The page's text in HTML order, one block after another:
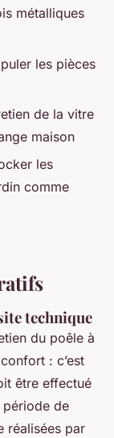
métalliques
les pièces
de la vitre
maison
les
comme
technique
du poêle à
: c’est
être effectué
période de
réalisées par